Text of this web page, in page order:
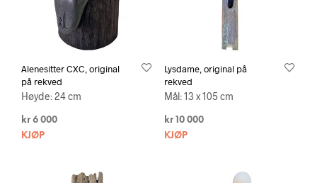
Alenesitter CXC, original
på rekved
Høyde: 24 cm
kr 6 000
KJØP
Lysdame, original på
rekved
Mål: 13 x 105 cm
kr10 000
KJØP